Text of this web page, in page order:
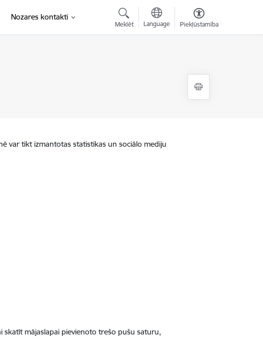
Nozares kontakti
Meklēt Language Piekļūstamība
var tikt izmantotas statistikas un sociālo mediju
skatīt mājaslapai pievienoto trešo pušu saturu,